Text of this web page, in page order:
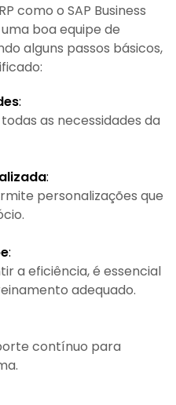
como o SAP Business
boa equipe de
alguns passos básicos,
:
as necessidades da
:
personalizações que
:
a eficiência, é essencial
adequado.
contínuo para